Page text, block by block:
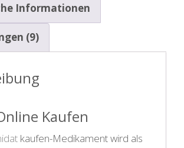
Informationen
(9)
Kaufen
kaufen-Medikament wird als